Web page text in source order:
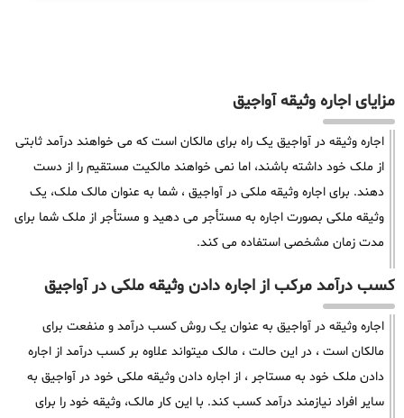
مزایای اجاره وثیقه آواجیق
اجاره وثیقه در آواجیق یک راه برای مالکان است که می خواهند درآمد ثابتی
از ملک خود داشته باشند، اما نمی خواهند مالکیت مستقیم را از دست
دهند. برای اجاره وثیقه ملکی در آواجیق ، شما به عنوان مالک ملک، یک
وثیقه ملکی بصورت اجاره به مستأجر می دهید و مستأجر از ملک شما برای
مدت زمان مشخصی استفاده می کند.
کسب درآمد مرکب از اجاره دادن وثیقه ملکی در آواجیق
اجاره وثیقه در آواجیق به عنوان یک روش کسب درآمد و منفعت برای
مالکان است ، در این حالت ، مالک میتواند علاوه بر کسب درآمد از اجاره
دادن ملک خود به مستاجر ، از اجاره دادن وثیقه ملکی خود در آواجیق به
سایر افراد نیازمند درآمد کسب کند. با این کار مالک، وثیقه خود را برای